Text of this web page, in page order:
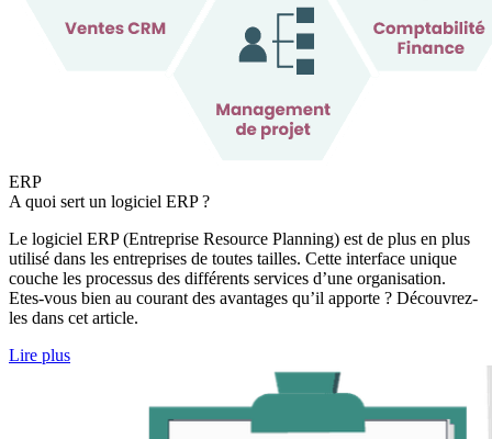
ERP
A quoi sert un logiciel ERP ?
Le logiciel ERP (Entreprise Resource Planning) est de plus en plus
utilisé dans les entreprises de toutes tailles. Cette interface unique
couche les processus des différents services d’une organisation.
Etes-vous bien au courant des avantages qu’il apporte ? Découvrez-
les dans cet article.
Lire plus